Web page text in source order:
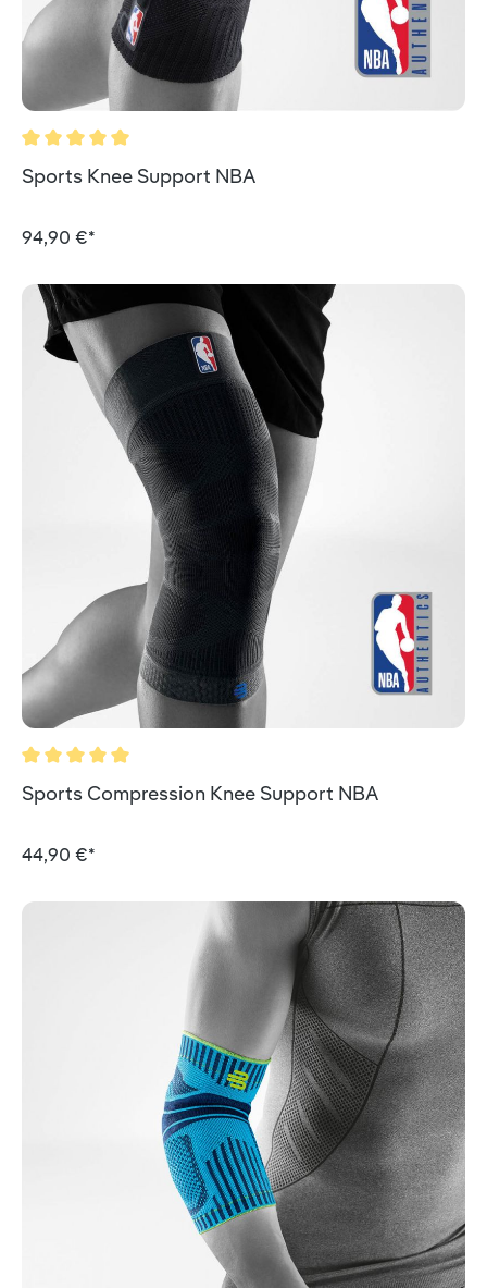
Valutazione media di 5 su 5 stelle
Sports Knee Support NBA
94,90 €*
Valutazione media di 5 su 5 stelle
Sports Compression Knee Support NBA
44,90 €*